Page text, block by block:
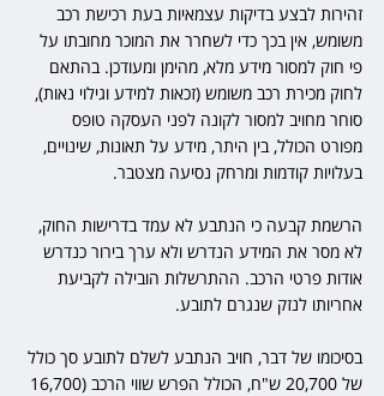
זהירות לבצע בדיקות עצמאיות בעת רכישת רכב
משומש, אין בכך כדי לשחרר את המוכר מחובתו על
פי חוק למסור מידע מלא, מהימן ומעודכן. בהתאם
לחוק מכירת רכב משומש (זכאות למידע וגילוי נאות),
סוחר מחויב למסור לקונה לפני העסקה טופס
מפורט הכולל, בין היתר, מידע על תאונות, שינויים,
בעלויות קודמות ומרחק נסיעה מצטבר.
הרשמת קבעה כי הנתבע לא עמד בדרישות החוק,
לא מסר את המידע הנדרש ולא ערך בירור כנדרש
אודות פרטי הרכב. ההתרשלות הובילה לקביעת
אחריותו לנזק שנגרם לתובע.
בסיכומו של דבר, חויב הנתבע לשלם לתובע סך כולל